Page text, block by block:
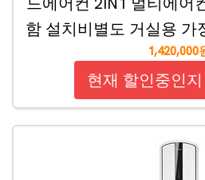
함 설치비별도 거실용 가
1,420,000
현재 할인중인